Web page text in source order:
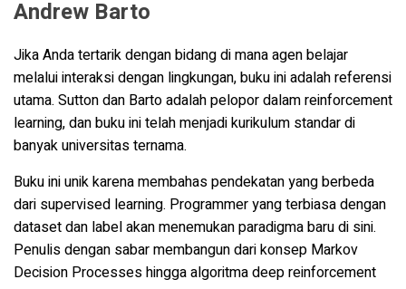
Andrew Barto
Jika Anda tertarik dengan bidang di mana agen belajar
melalui interaksi dengan lingkungan, buku ini adalah referensi
utama. Sutton dan Barto adalah pelopor dalam reinforcement
learning, dan buku ini telah menjadi kurikulum standar di
banyak universitas ternama.
Buku ini unik karena membahas pendekatan yang berbeda
dari supervised learning. Programmer yang terbiasa dengan
dataset dan label akan menemukan paradigma baru di sini.
Penulis dengan sabar membangun dari konsep Markov
Decision Processes hingga algoritma deep reinforcement